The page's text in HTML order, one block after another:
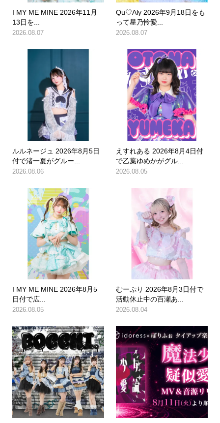
I MY ME MINE 2026年11月
13日を...
2026.08.07
Qu♡Aly 2026年9月18日をも
って星乃怜愛...
2026.08.07
ルルネージュ 2026年8月5日
付で渚一夏がグルー...
2026.08.06
えすれある 2026年8月4日付
で乙葉ゆめかがグル...
2026.08.05
I MY ME MINE 2026年8月5
日付で広...
2026.08.05
むーぷり 2026年8月3日付で
活動休止中の百瀬あ...
2026.08.04